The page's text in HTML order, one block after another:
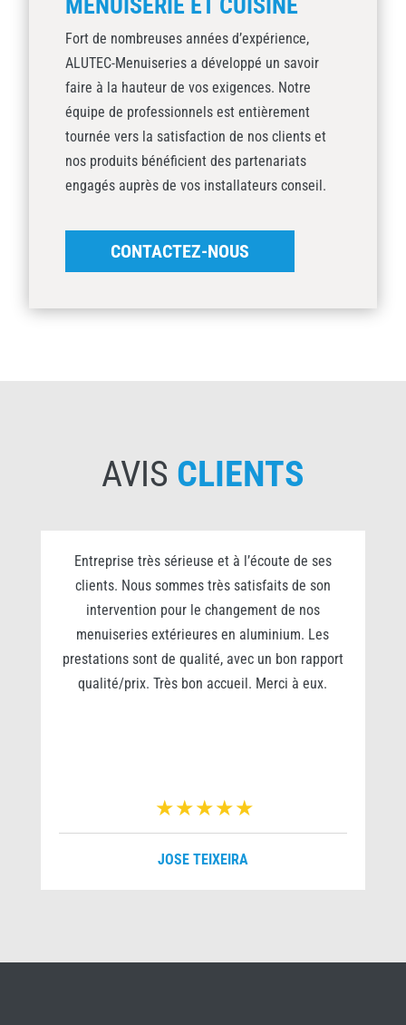
Fort de nombreuses années d’expérience,
ALUTEC-Menuiseries a développé un savoir
faire à la hauteur de vos exigences. Notre
équipe de professionnels est entièrement
tournée vers la satisfaction de nos clients et
nos produits bénéficient des partenariats
engagés auprès de vos installateurs conseil.
CONTACTEZ-NOUS
AVIS CLIENTS
Entreprise très sérieuse et à l’écoute de ses
clients. Nous sommes très satisfaits de son
intervention pour le changement de nos
menuiseries extérieures en aluminium. Les
prestations sont de qualité, avec un bon rapport
qualité/prix. Très bon accueil. Merci à eux.
JOSE TEIXEIRA